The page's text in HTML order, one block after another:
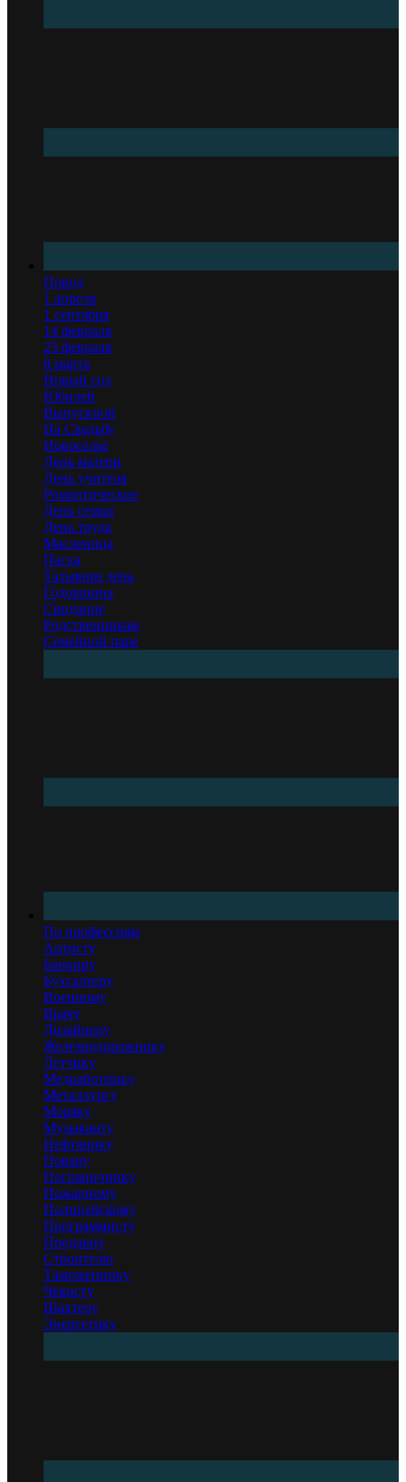
Повод
1 апреля
1 сентября
14 февраля
23 февраля
8 марта
Новый год
Юбилей
Выпускной
На Свадьбу
Новоселье
День матери
День учителя
Романтические
День семьи
День труда
Масленица
Пасха
Татьянин день
Годовщина
Свидание
Родственникам
Семейной паре
По профессиям
Артисту
Банкиру
Бухгалтеру
Военному
Врачу
Дизайнеру
Железнодорожнику
Летчику
Медработнику
Металлургу
Моряку
Музыканту
Нефтянику
Повару
Пограничнику
Пожарному
Полицейскому
Программисту
Продавцу
Строителю
Таможеннику
Чекисту
Шахтеру
Энергетику